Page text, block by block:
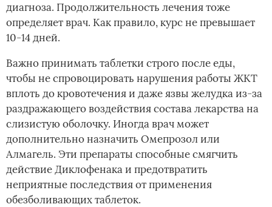
диагноза. Продолжительность лечения тоже
определяет врач. Как правило, курс не превышает
10-14 дней.
Важно принимать таблетки строго после еды,
чтобы не спровоцировать нарушения работы ЖКТ
вплоть до кровотечения и даже язвы желудка из-за
раздражающего воздействия состава лекарства на
слизистую оболочку. Иногда врач может
дополнительно назначить Омепрозол или
Алмагель. Эти препараты способные смягчить
действие Диклофенака и предотвратить
неприятные последствия от применения
обезболивающих таблеток.